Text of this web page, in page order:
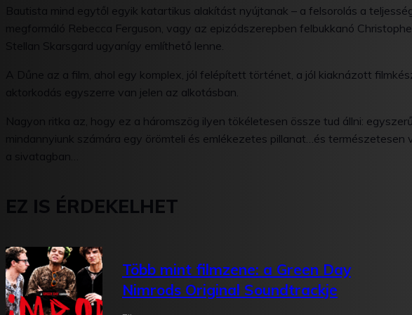
Bautista mind egytől egyik katartikus alakítást nyújtanak – a felsorolás a
megformáló Rebecca Ferguson, vagy az epizódszerepben felbukkanó
Stellan Skarsgard ugyanígy említhető lenne.
A Dűne az a film, ahol egy komplex, jól felépített történet, a jól kiaknázott
aktorkodás egyszerre van jelen az alkotásban.
Nagyon ritka az, hogy ez a háromszög ilyen tökéletesen össze tud állni:
mindannyiunk számára egy örömteli és emlékezetes pillanat…és
a sivatagban…
EZ IS ÉRDEKELHET
Több mint filmzene: a Green Day
Nimrods Original Soundtrackje